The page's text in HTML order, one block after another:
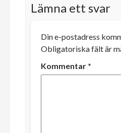
Lämna ett svar
Din e-postadress
Obligatoriska fält är
Kommentar *